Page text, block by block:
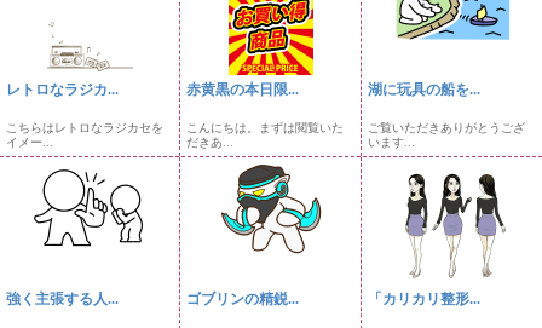
レトロなラジカ...
こちらはレトロなラジカセを
イメー...
赤黄黒の本日限...
こんにちは。まずは閲覧いた
だきあ...
湖に玩具の船を...
ご覧いただきありがとうござ
います...
強く主張する人... ゴブリンの精鋭... 「カリカリ整形...